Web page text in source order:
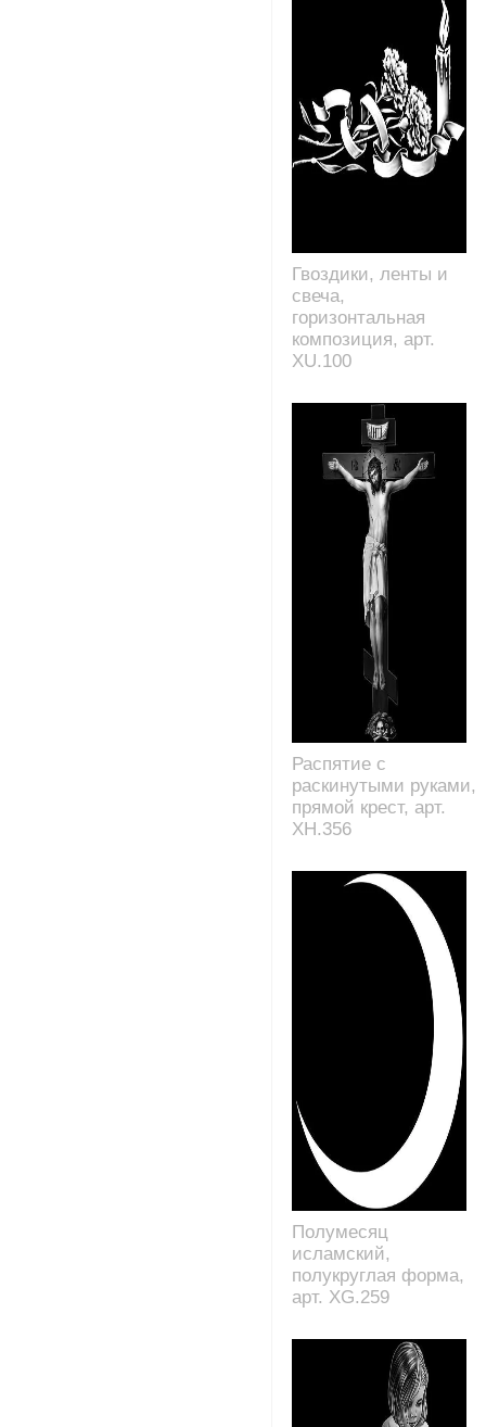
Гвоздики, ленты и
свеча,
горизонтальная
композиция, арт.
XU.100
Распятие с
раскинутыми руками,
прямой крест, арт.
XH.356
Полумесяц
исламский,
полукруглая форма,
арт. XG.259